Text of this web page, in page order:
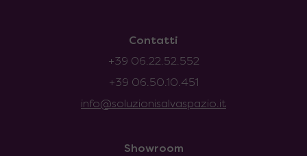
Contatti
+39 06.22.52.552
+39 06.50.10.451
info@soluzionisalvaspazio.it
Showroom